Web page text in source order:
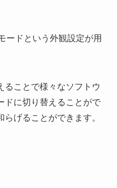
ードという外観設定が用
ることで様々なソフトウ
ドに切り替えることがで
げることができます。